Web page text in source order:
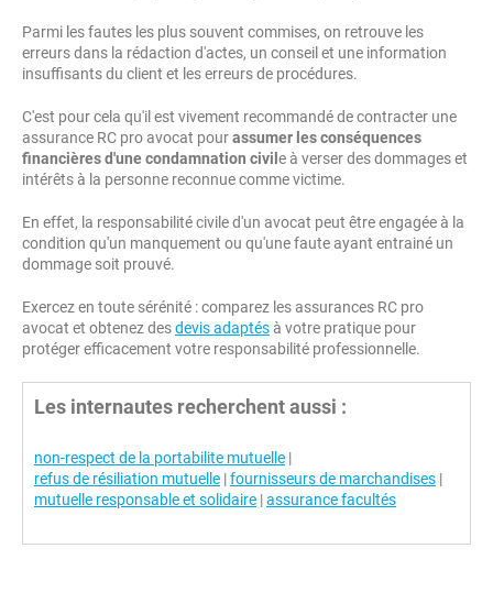
Parmi les fautes les plus souvent commises, on retrouve les
erreurs dans la rédaction d'actes, un conseil et une information
insuffisants du client et les erreurs de procédures.
C'est pour cela qu'il est vivement recommandé de contracter une
assurance RC pro avocat pourassumer les conséquences
financières d'une condamnation civil e à verser des dommages et
intérêts à la personne reconnue comme victime.
En effet, la responsabilité civile d'un avocat peut être engagée à la
condition qu'un manquement ou qu'une faute ayant entrainé un
dommage soit prouvé.
Exercez en toute sérénité : comparez les assurances RC pro
avocat et obtenez desdevis adaptésà votre pratique pour
protéger efficacement votre responsabilité professionnelle.
Les internautes recherchent aussi :
non-respect de la portabilite mutuelle |
refus de résiliation mutuelle |fournisseurs de marchandises |
mutuelle responsable et solidaire |assurance facultés